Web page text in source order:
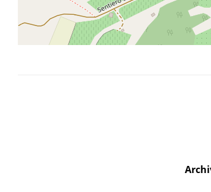
La facciata della chiesa di